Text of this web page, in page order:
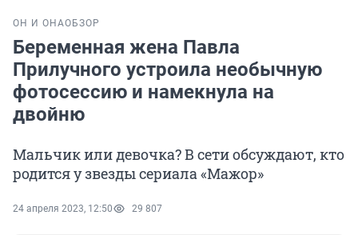
ОН И ОНАОБЗОР
Беременная жена Павла
Прилучного устроила необычную
фотосессию и намекнула на
двойню
Мальчик или девочка? В сети обсуждают, кто
родится у звезды сериала «Мажор»
24 апреля 2023, 12:50 29 807